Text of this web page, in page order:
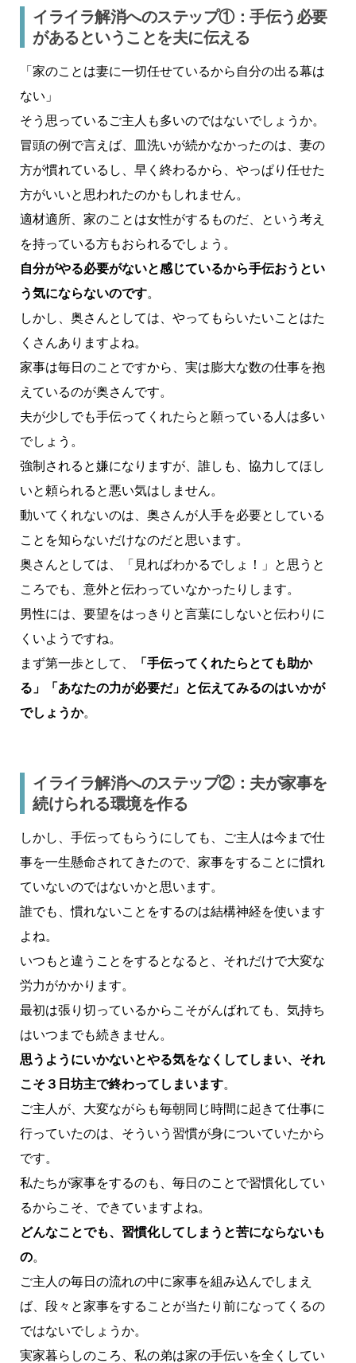
イライラ解消へのステップ①：手伝う必要
があるということを夫に伝える
「家のことは妻に一切任せているから自分の出る幕は
ない」
そう思っているご主人も多いのではないでしょうか。
冒頭の例で言えば、皿洗いが続かなかったのは、妻の
方が慣れているし、早く終わるから、やっぱり任せた
方がいいと思われたのかもしれません。
適材適所、家のことは女性がするものだ、という考え
を持っている方もおられるでしょう。
自分がやる必要がないと感じているから手伝おうとい
う気にならないのです。
しかし、奥さんとしては、やってもらいたいことはた
くさんありますよね。
家事は毎日のことですから、実は膨大な数の仕事を抱
えているのが奥さんです。
夫が少しでも手伝ってくれたらと願っている人は多い
でしょう。
強制されると嫌になりますが、誰しも、協力してほし
いと頼られると悪い気はしません。
動いてくれないのは、奥さんが人手を必要としている
ことを知らないだけなのだと思います。
奥さんとしては、「見ればわかるでしょ！」と思うと
ころでも、意外と伝わっていなかったりします。
男性には、要望をはっきりと言葉にしないと伝わりに
くいようですね。
まず第一歩として、
「手伝ってくれたらとても助か
る」「あなたの力が必要だ」と伝えてみるのはいかが
でしょうか。
イライラ解消へのステップ②：夫が家事を
続けられる環境を作る
しかし、手伝ってもらうにしても、ご主人は今まで仕
事を一生懸命されてきたので、家事をすることに慣れ
ていないのではないかと思います。
誰でも、慣れないことをするのは結構神経を使います
よね。
いつもと違うことをするとなると、それだけで大変な
労力がかかります。
最初は張り切っているからこそがんばれても、気持ち
はいつまでも続きません。
思うようにいかないとやる気をなくしてしまい、それ
こそ３日坊主で終わってしまいます。
ご主人が、大変ながらも毎朝同じ時間に起きて仕事に
行っていたのは、そういう習慣が身についていたから
です。
私たちが家事をするのも、毎日のことで習慣化してい
るからこそ、できていますよね。
どんなことでも、習慣化してしまうと苦にならないも
の。
ご主人の毎日の流れの中に家事を組み込んでしまえ
ば、段々と家事をすることが当たり前になってくるの
ではないでしょうか。
実家暮らしのころ、私の弟は家の手伝いを全くしてい